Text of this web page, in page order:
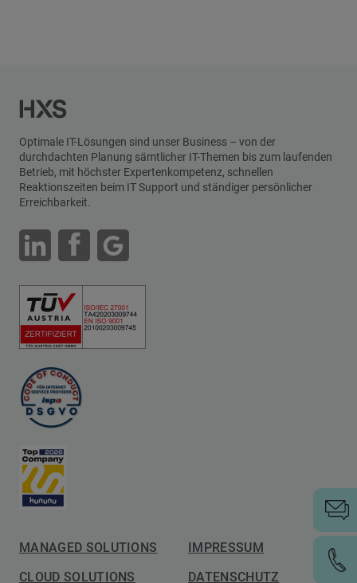
Optimale IT-Lösungen sind unser Business – von der
durchdachten Planung sämtlicher IT-Themen bis zum laufenden
Betrieb, mit höchster Expertenkompetenz, schnellen
Reaktionszeiten beim IT Support und ständiger persönlicher
Erreichbarkeit.
MANAGED SOLUTIONS
CLOUD SOLUTIONS
IMPRESSUM
DATENSCHUTZ